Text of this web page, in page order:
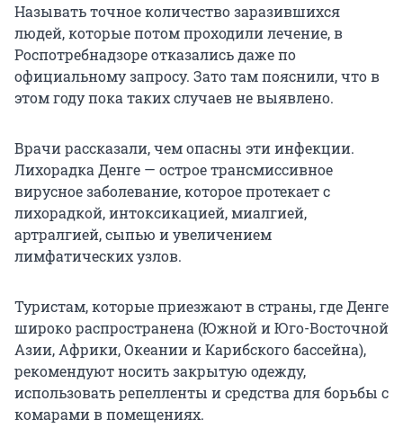
Называть точное количество заразившихся
людей, которые потом проходили лечение, в
Роспотребнадзоре отказались даже по
официальному запросу. Зато там пояснили, что в
этом году пока таких случаев не выявлено.
Врачи рассказали, чем опасны эти инфекции.
Лихорадка Денге — острое трансмиссивное
вирусное заболевание, которое протекает с
лихорадкой, интоксикацией, миалгией,
артралгией, сыпью и увеличением
лимфатических узлов.
Туристам, которые приезжают в страны, где Денге
широко распространена (Южной и Юго-Восточной
Азии, Африки, Океании и Карибского бассейна),
рекомендуют носить закрытую одежду,
использовать репелленты и средства для борьбы с
комарами в помещениях.